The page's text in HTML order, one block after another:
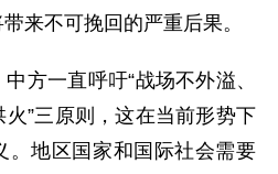
来不可挽回的严重后果。
方一直呼吁“战场不外溢、
”三原则，这在当前形势下
。地区国家和国际社会需要